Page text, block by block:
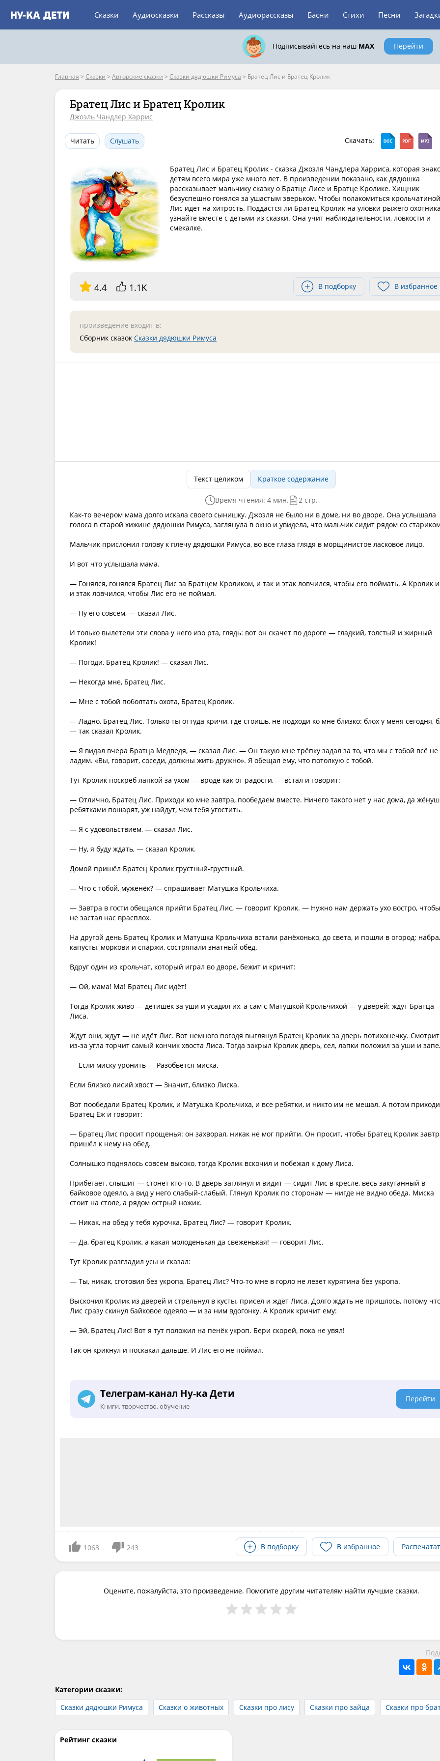
Сказки Аудиосказки Рассказы Аудиорассказы Басни Стихи Песни
Подписывайтесь на наш MAX Перейти
Главная > Сказки > Авторские сказки > Сказки дядюшки Римуса > Братец Лис и Братец Кролик
Братец Лис и Братец Кролик
Джоэль Чандлер Харрис
Читать Слушать Скачать:
Братец Лис и Братец Кролик - сказка Джоэля Чандлера Харриса, которая
детям всего мира уже много лет. В произведении показано, как дядюшка
рассказывает мальчику сказку о Братце Лисе и Братце Кролике. Хищник
безуспешно гонялся за ушастым зверьком. Чтобы полакомиться
Лис идет на хитрость. Поддастся ли Братец Кролик на уловки рыжего
узнайте вместе с детьми из сказки. Она учит наблюдательности, ловкости и
смекалке.
4.4 1.1K В подборку В избранное
произведение входит в:
Сборник сказок Сказки дядюшки Римуса
Текст целиком Краткое содержание
Время чтения: 4 мин.
2 стр.
Как-то вечером мама долго искала своего сынишку. Джоэля не было ни в доме, ни во дворе. Она услышала
голоса в старой хижине дядюшки Римуса, заглянула в окно и увидела, что мальчик сидит рядом со
Мальчик прислонил голову к плечу дядюшки Римуса, во все глаза глядя в морщинистое ласковое лицо.
И вот что услышала мама.
— Гонялся, гонялся Братец Лис за Братцем Кроликом, и так и этак ловчился, чтобы его поймать. А Кролик и
и этак ловчился, чтобы Лис его не поймал.
— Ну его совсем, — сказал Лис.
И только вылетели эти слова у него изо рта, глядь: вот он скачет по дороге — гладкий, толстый и жирный
Кролик!
— Погоди, Братец Кролик! — сказал Лис.
— Некогда мне, Братец Лис.
— Мне с тобой поболтать охота, Братец Кролик.
— Ладно, Братец Лис. Только ты оттуда кричи, где стоишь, не подходи ко мне близко: блох у меня сегодня,
— так сказал Кролик.
— Я видал вчера Братца Медведя, — сказал Лис. — Он такую мне трёпку задал за то, что мы с тобой всё не
ладим. «Вы, говорит, соседи, должны жить дружно». Я обещал ему, что потолкую с тобой.
Тут Кролик поскрёб лапкой за ухом — вроде как от радости, — встал и говорит:
— Отлично, Братец Лис. Приходи ко мне завтра, пообедаем вместе. Ничего такого нет у нас дома, да
ребятками пошарят, уж найдут, чем тебя угостить.
— Я с удовольствием, — сказал Лис.
— Ну, я буду ждать, — сказал Кролик.
Домой пришёл Братец Кролик грустный-грустный.
— Что с тобой, муженёк? — спрашивает Матушка Крольчиха.
— Завтра в гости обещался прийти Братец Лис, — говорит Кролик. — Нужно нам держать ухо востро,
не застал нас врасплох.
На другой день Братец Кролик и Матушка Крольчиха встали ранёхонько, до света, и пошли в огород;
капусты, моркови и спаржи, состряпали знатный обед.
Вдруг один из крольчат, который играл во дворе, бежит и кричит:
— Ой, мама! Ма! Братец Лис идёт!
Тогда Кролик живо — детишек за уши и усадил их, а сам с Матушкой Крольчихой — у дверей: ждут Братца
Лиса.
Ждут они, ждут — не идёт Лис. Вот немного погодя выглянул Братец Кролик за дверь потихонечку.
из-за угла торчит самый кончик хвоста Лиса. Тогда закрыл Кролик дверь, сел, лапки положил за уши и
— Если миску уронить — Разобьётся миска.
Если близко лисий хвост — Значит, близко Лиска.
Вот пообедали Братец Кролик, и Матушка Крольчиха, и все ребятки, и никто им не мешал. А потом
Братец Еж и говорит:
— Братец Лис просит прощенья: он захворал, никак не мог прийти. Он просит, чтобы Братец Кролик
пришёл к нему на обед.
Солнышко поднялось совсем высоко, тогда Кролик вскочил и побежал к дому Лиса.
Прибегает, слышит — стонет кто-то. В дверь заглянул и видит — сидит Лис в кресле, весь закутанный в
байковое одеяло, а вид у него слабый-слабый. Глянул Кролик по сторонам — нигде не видно обеда. Миска
стоит на столе, а рядом острый ножик.
— Никак, на обед у тебя курочка, Братец Лис? — говорит Кролик.
— Да, братец Кролик, а какая молоденькая да свеженькая! — говорит Лис.
Тут Кролик разгладил усы и сказал:
— Ты, никак, сготовил без укропа, Братец Лис? Что-то мне в горло не лезет курятина без укропа.
Выскочил Кролик из дверей и стрельнул в кусты, присел и ждёт Лиса. Долго ждать не пришлось, потому
Лис сразу скинул байковое одеяло — и за ним вдогонку. А Кролик кричит ему:
— Эй, Братец Лис! Вот я тут положил на пенёк укроп. Бери скорей, пока не увял!
Так он крикнул и поскакал дальше. И Лис его не поймал.
Телеграм-канал Ну-ка Дети
Книги, творчество, обучение
Перейти
1063 243 В подборку В избранное
Оцените, пожалуйста, это произведение. Помогите другим читателям найти лучшие сказки.
Категории сказки:
Сказки дядюшки Римуса
Сказки о животных Сказки про лису Сказки про зайца Сказки про
Рейтинг сказки